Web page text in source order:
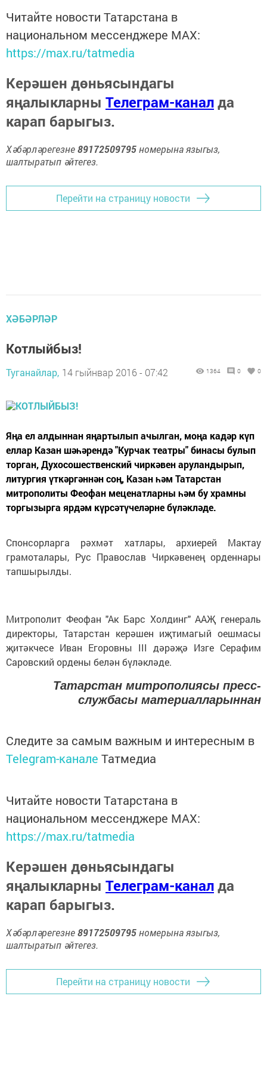
Читайте новости Татарстана в
национальном мессенджере MАХ:
https://max.ru/tatmedia
Керәшен дөньясындагы
яңалыкларны Телеграм-каналда
карап барыгыз.
Хәбәрләрегезне89172509795номерына языгыз,
шалтыратып әйтегез.
Перейти на страницу новости
ХӘБӘРЛӘР
Котлыйбыз!
Туганайлар, 14 гыйнвар 2016 - 07:42 1364 0 0
Яңа ел алдыннан яңартылып ачылган, моңа кадәр күп
еллар Казан шәһәрендә "Курчак театры" бинасы булып
торган, Духосошественский чиркәвен аруландырып,
литургия үткәргәннән соң, Казан һәм Татарстан
митрополиты Феофан меценатларны һәм бу храмны
торгызырга ярдәм күрсәтүчеләрне бүләкләде.
Спонсорларга рәхмәт хатлары, архиерей Мактау
грамоталары, Рус Православ Чиркәвенең орденнары
тапшырылды.
Митрополит Феофан "Ак Барс Холдинг" ААҖ генераль
директоры, Татарстан керәшен иҗтимагый оешмасы
җитәкчесе Иван Егоровны III дәрәҗә Изге Серафим
Саровский ордены белән бүләкләде.
Татарстан митрополиясы пресс-
службасы материалларыннан
Следите за самым важным и интересным в
Telegram-канале Татмедиа
Читайте новости Татарстана в
национальном мессенджере MАХ:
https://max.ru/tatmedia
Керәшен дөньясындагы
яңалыкларны Телеграм-каналда
карап барыгыз.
Хәбәрләрегезне89172509795номерына языгыз,
шалтыратып әйтегез.
Перейти на страницу новости